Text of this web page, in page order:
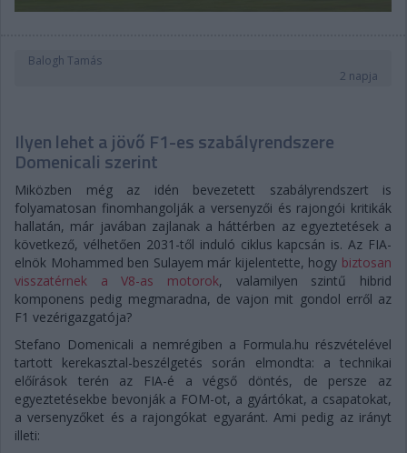
Balogh Tamás
2 napja
Ilyen lehet a jövő F1-es szabályrendszere
Domenicali szerint
Miközben még az idén bevezetett szabályrendszert is
folyamatosan finomhangolják a versenyzői és rajongói kritikák
hallatán, már javában zajlanak a háttérben az egyeztetések a
következő, vélhetően 2031-től induló ciklus kapcsán is. Az FIA-
elnök Mohammed ben Sulayem már kijelentette, hogy biztosan
visszatérnek a V8-as motorok, valamilyen szintű hibrid
komponens pedig megmaradna, de vajon mit gondol erről az
F1 vezérigazgatója?
Stefano Domenicali a nemrégiben a Formula.hu részvételével
tartott kerekasztal-beszélgetés során elmondta: a technikai
előírások terén az FIA-é a végső döntés, de persze az
egyeztetésekbe bevonják a FOM-ot, a gyártókat, a csapatokat,
a versenyzőket és a rajongókat egyaránt. Ami pedig az irányt
illeti: